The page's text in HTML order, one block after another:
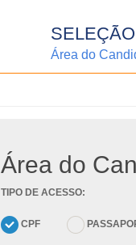
Área do
Área do
TIPO DE ACESSO:
CPF